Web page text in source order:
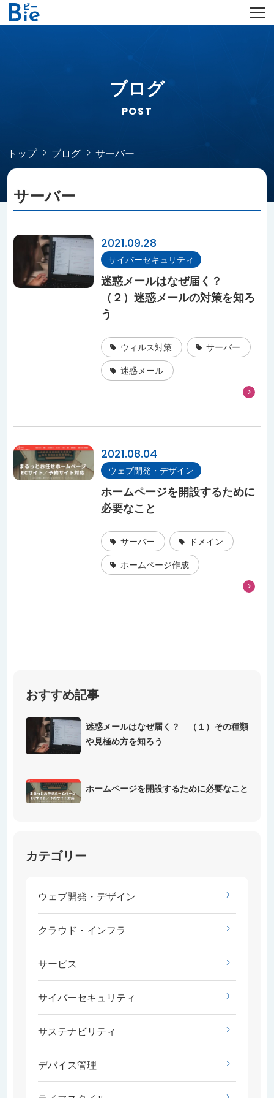
ブログ
POST
トップ ブログ サーバー
サーバー
2021.09.28
サイバーセキュリティ
迷惑メールはなぜ届く？
（２）迷惑メールの対策を知ろ
う
ウィルス対策 サーバー
迷惑メール
2021.08.04
ウェブ開発・デザイン
ホームページを開設するために
必要なこと
サーバー ドメイン
ホームページ作成
おすすめ記事
迷惑メールはなぜ届く？ （１）その種類
や見極め方を知ろう
ホームページを開設するために必要なこと
カテゴリー
ウェブ開発・デザイン
クラウド・インフラ
サービス
サイバーセキュリティ
サステナビリティ
デバイス管理